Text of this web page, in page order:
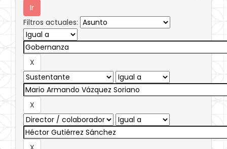
Filtros actuales: